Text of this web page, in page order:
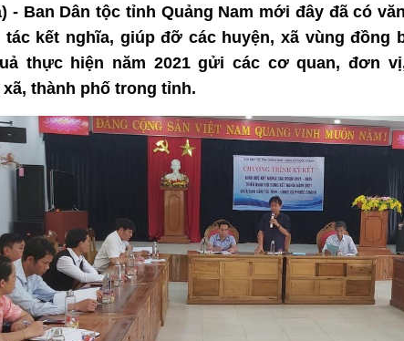
- Ban Dân tộc tỉnh Quảng Nam mới đây đã có
tác kết nghĩa, giúp đỡ các huyện, xã vùng đồng
thực hiện năm 2021 gửi các cơ quan, đơn
thành phố trong tỉnh.